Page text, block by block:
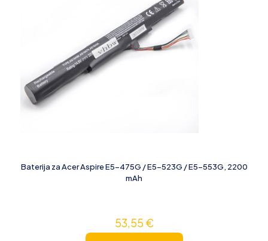
Baterija za Acer Aspire E5-475G / E5-523G / E5-553G, 2200
mAh
53,55 €